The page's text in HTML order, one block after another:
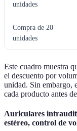
unidades
Compra de 20
unidades
Este cuadro muestra
el descuento por
unidad. Sin embargo,
cada producto antes
Auriculares
estéreo, control de